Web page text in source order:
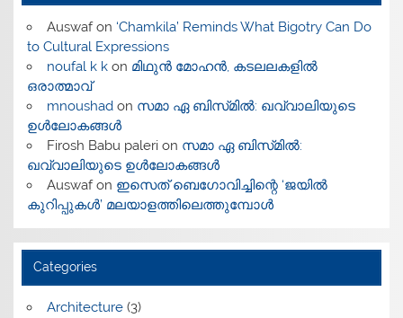
Auswafon ‘Chamkila’ Reminds What Bigotry Can Do
to Cultural Expressions
noufal k kon മിഥുൻ മോഹൻ, കടലലകളിൽ
ഒരാത്മാവ്
mnoushadon സമാ ഏ ബിസ്‌മിൽ: ഖവ്വാലിയുടെ
ഉൾലോകങ്ങൾ
Firosh Babu palerion സമാ ഏ ബിസ്‌മിൽ:
ഖവ്വാലിയുടെ ഉൾലോകങ്ങൾ
Auswafon ഇസെത് ബെഗോവിച്ചിന്റെ ‘ജയിൽ
കുറിപ്പുകൾ’ മലയാളത്തിലെത്തുമ്പോൾ
Categories
Architecture(3)